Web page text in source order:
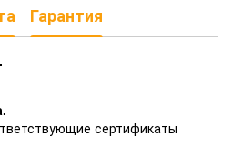
Гарантия
.
сертификаты